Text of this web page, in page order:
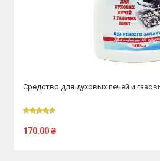
Средство для духовых печей и
170.00₴